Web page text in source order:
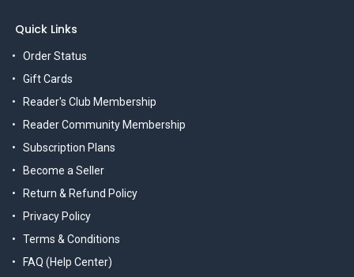
Quick Links
Order Status
Gift Cards
Reader's Club Membership
Reader Community Membership
Subscription Plans
Become a Seller
Return & Refund Policy
Privacy Policy
Terms & Conditions
FAQ (Help Center)